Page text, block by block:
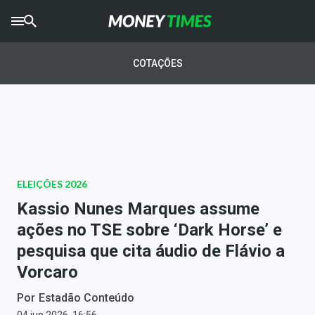
AGROTIMES
Newsletters
Money Trader
Anuncie
Últimas Notícias
COTAÇÕES
ELEIÇÕES 2026
Kassio Nunes Marques assume
ações no TSE sobre ‘Dark Horse’ e
pesquisa que cita áudio de Flávio a
Vorcaro
Por Estadão Conteúdo